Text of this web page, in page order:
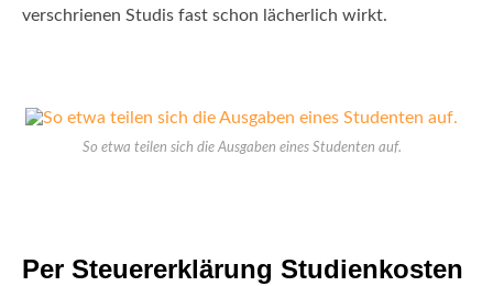
verschrienen Studis fast schon lächerlich wirkt.
So etwa teilen sich die Ausgaben eines Studenten auf.
Per Steuererklärung Studienkosten